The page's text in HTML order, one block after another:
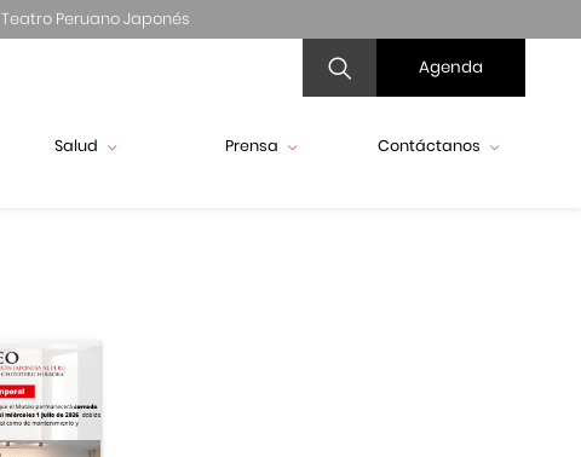
Teatro Peruano Japonés
Agenda
Salud Prensa Contáctanos